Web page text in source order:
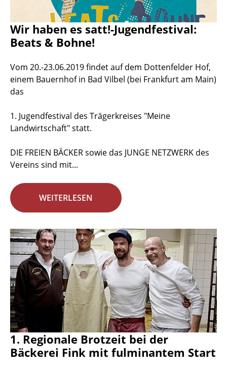
Wir haben es satt!-Jugendfestival:
Beats & Bohne!
Vom 20.-23.06.2019 findet auf dem Dottenfelder Hof,
einem Bauernhof in Bad Vilbel (bei Frankfurt am Main)
das
1. Jugendfestival des Trägerkreises "Meine
Landwirtschaft" statt.
DIE FREIEN BÄCKER sowie das JUNGE NETZWERK des
Vereins sind mit...
WEITERLESEN
1. Regionale Brotzeit bei der
Bäckerei Fink mit fulminantem Start